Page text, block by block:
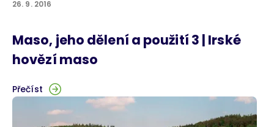
26. 9. 2016
Maso, jeho dělení a použití 3 | Irské
hovězí maso
Přečíst